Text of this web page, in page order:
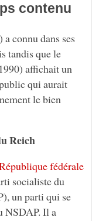
contenu
connu dans ses
tandis que le
affichait un
qui aurait
le bien
Reich
fédérale
socialiste du
un parti qui se
NSDAP. Il a